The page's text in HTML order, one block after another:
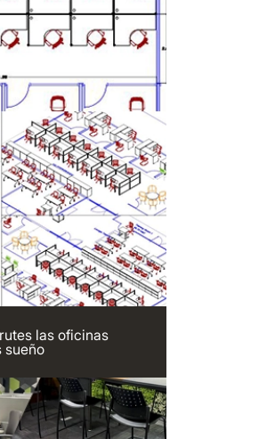
las oficinas
sueño